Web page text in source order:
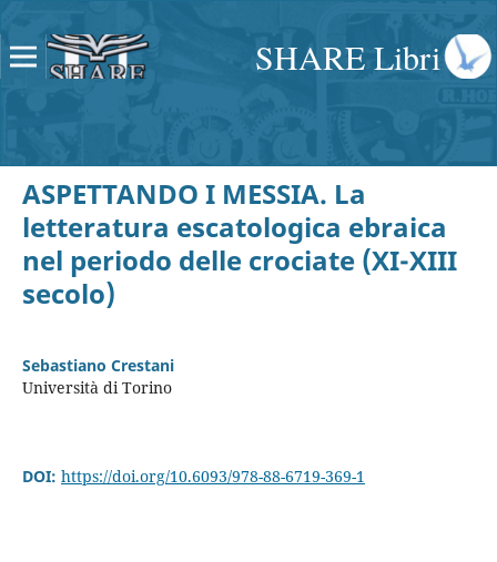
SHARE Libri
ASPETTANDO I MESSIA. La
letteratura escatologica ebraica
nel periodo delle crociate (XI-XIII
secolo)
Sebastiano Crestani
Università di Torino
DOI: https://doi.org/10.6093/978-88-6719-369-1